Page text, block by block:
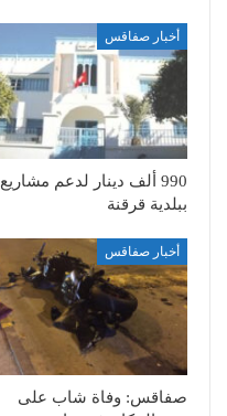
أخبار صفاقس
990 ألف دينار لدعم مشاريع
ببلدية قرقنة
أخبار صفاقس
صفاقس: وفاة شاب على